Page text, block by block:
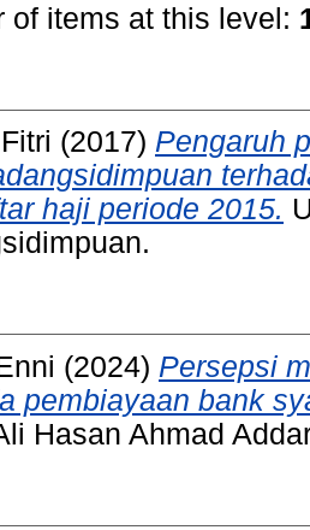
of items at this level:
(2017) Pengaruh
haji periode 2015.
(2024) Persepsi
pembiayaan bank
Hasan Ahmad